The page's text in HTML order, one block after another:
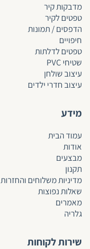
מדבקות קיר
טפטים לקיר
הדפסים / תמונות
חיפויים
טפטים לדלתות
שטיחי PVC
עיצוב שולחן
עיצוב חדרי ילדים
מידע
עמוד הבית
אודות
מבצעים
תקנון
מדיניות משלוחים והחזרות
שאלות נפוצות
מאמרים
גלריה
שירות לקוחות